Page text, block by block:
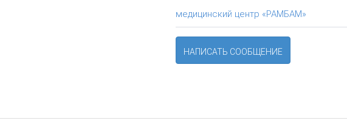
медицинский центр «РАМБАМ»
НАПИСАТЬ СООБЩЕНИЕ